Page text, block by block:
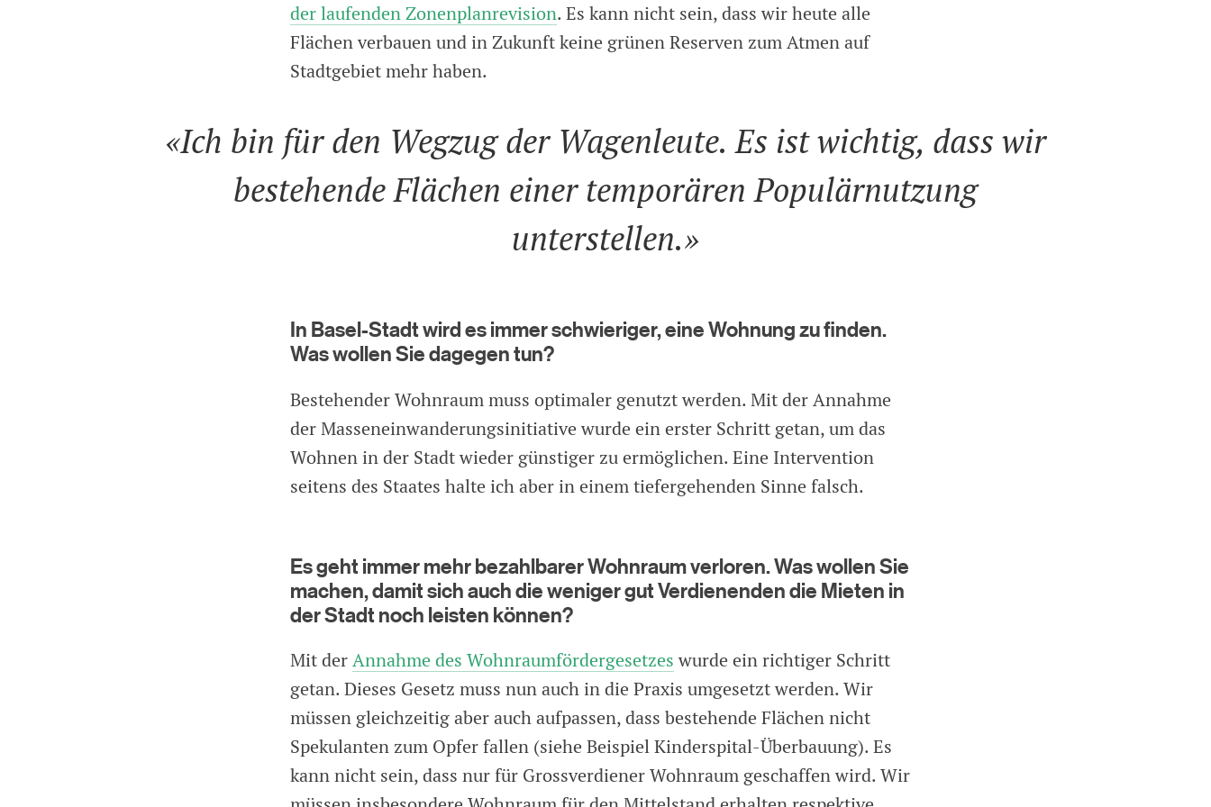
der laufenden Zonenplanrevision. Es kann nicht sein, dass wir heute alle
Flächen verbauen und in Zukunft keine grünen Reserven zum Atmen auf
Stadtgebiet mehr haben.
«Ich bin für den Wegzug der Wagenleute. Es ist wichtig, dass wir
bestehende Flächen einer temporären Populärnutzung
unterstellen.»
In Basel-Stadt wird es immer schwieriger, eine Wohnung zu finden.
Was wollen Sie dagegen tun?
Bestehender Wohnraum muss optimaler genutzt werden. Mit der Annahme
der Masseneinwanderungsinitiative wurde ein erster Schritt getan, um das
Wohnen in der Stadt wieder günstiger zu ermöglichen. Eine Intervention
seitens des Staates halte ich aber in einem tiefergehenden Sinne falsch.
Es geht immer mehr bezahlbarer Wohnraum verloren. Was wollen Sie
machen, damit sich auch die weniger gut Verdienenden die Mieten in
der Stadt noch leisten können?
Mit derAnnahme des Wohnraumfördergesetzes wurde ein richtiger Schritt
getan. Dieses Gesetz muss nun auch in die Praxis umgesetzt werden. Wir
müssen gleichzeitig aber auch aufpassen, dass bestehende Flächen nicht
Spekulanten zum Opfer fallen (siehe Beispiel Kinderspital-Überbauung). Es
kann nicht sein, dass nur für Grossverdiener Wohnraum geschaffen wird. Wir